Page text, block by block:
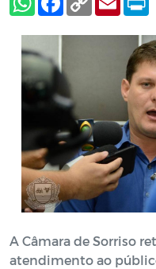
A Câmara de Sorriso
atendimento ao